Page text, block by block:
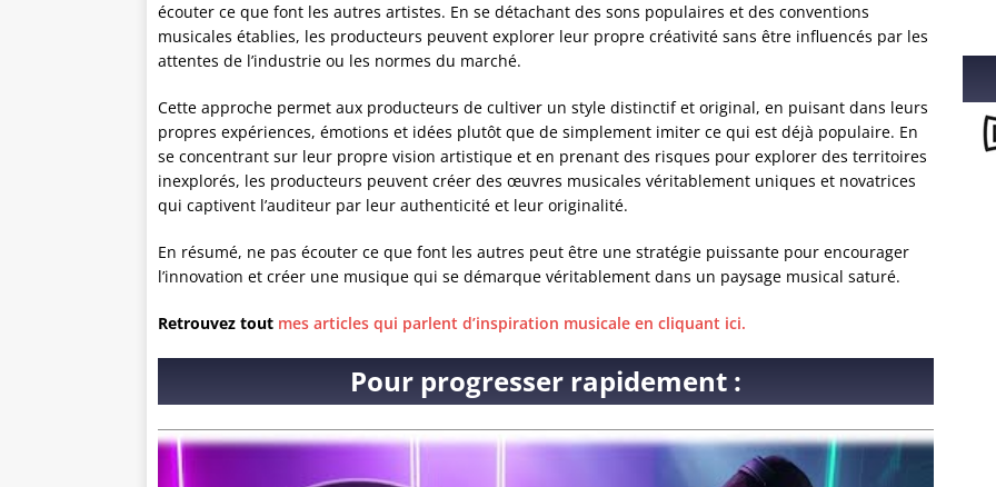
écouter ce que font les autres artistes. En se détachant des sons populaires et des conventions
musicales établies, les producteurs peuvent explorer leur propre créativité sans être influencés par les
attentes de l’industrie ou les normes du marché.
Cette approche permet aux producteurs de cultiver un style distinctif et original, en puisant dans leurs
propres expériences, émotions et idées plutôt que de simplement imiter ce qui est déjà populaire. En
se concentrant sur leur propre vision artistique et en prenant des risques pour explorer des territoires
inexplorés, les producteurs peuvent créer des œuvres musicales véritablement uniques et novatrices
qui captivent l’auditeur par leur authenticité et leur originalité.
En résumé, ne pas écouter ce que font les autres peut être une stratégie puissante pour encourager
l’innovation et créer une musique qui se démarque véritablement dans un paysage musical saturé.
Retrouvez tout mes articles qui parlent d’inspiration musicale en cliquant ici.
Pour progresser rapidement :